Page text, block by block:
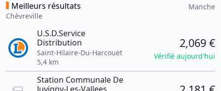
Meilleurs résultats
Chèvreville
Manche
U.S.D.Service
Distribution
Saint-Hilaire-Du-Harcouët
5,4 km
2,069 €
Vérifié aujourd'hui
Station Communale De